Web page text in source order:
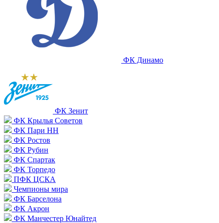
ФК Динамо
ФК Зенит
ФК Крылья Советов
ФК Пари НН
ФК Ростов
ФК Рубин
ФК Спартак
ФК Торпедо
ПФК ЦСКА
Чемпионы мира
ФК Барселона
ФК Акрон
ФК Манчестер Юнайтед